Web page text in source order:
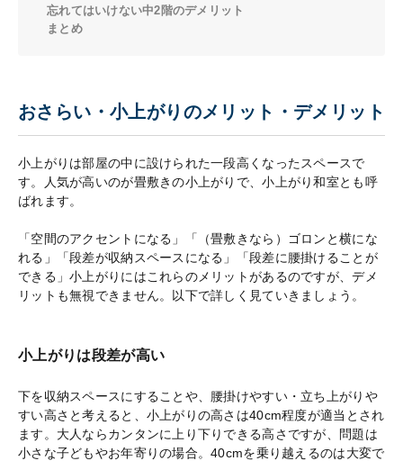
忘れてはいけない中2階のデメリット
まとめ
おさらい・小上がりのメリット・デメリット
小上がりは部屋の中に設けられた一段高くなったスペースで
す。人気が高いのが畳敷きの小上がりで、小上がり和室とも呼
ばれます。
「空間のアクセントになる」「（畳敷きなら）ゴロンと横にな
れる」「段差が収納スペースになる」「段差に腰掛けることが
できる」小上がりにはこれらのメリットがあるのですが、デメ
リットも無視できません。以下で詳しく見ていきましょう。
小上がりは段差が高い
下を収納スペースにすることや、腰掛けやすい・立ち上がりや
すい高さと考えると、小上がりの高さは40cm程度が適当とされ
ます。大人ならカンタンに上り下りできる高さですが、問題は
小さな子どもやお年寄りの場合。40cmを乗り越えるのは大変で